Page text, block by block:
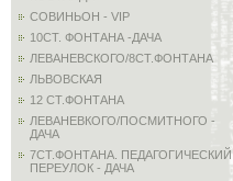
СОВИНЬОН - VIP
10СТ. ФОНТАНА -ДАЧА
ЛЕВАНЕВСКОГО/8СТ.ФОНТАНА
ЛЬВОВСКАЯ
12 СТ.ФОНТАНА
ЛЕВАНЕВКОГО/ПОСМИТНОГО -
ДАЧА
7СТ.ФОНТАНА. ПЕДАГОГИЧЕСКИЙ
ПЕРЕУЛОК - ДАЧА